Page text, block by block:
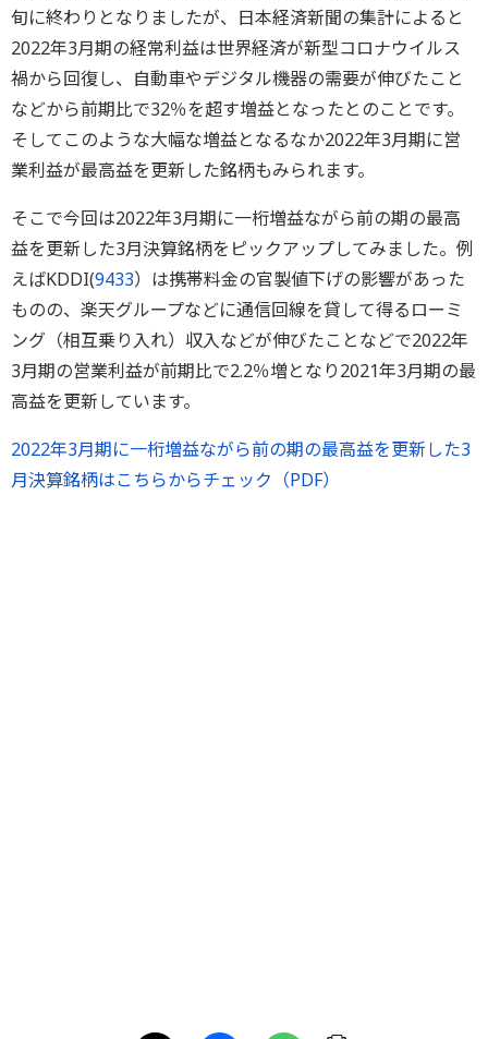
旬に終わりとなりましたが、日本経済新聞の集計によると
2022年3月期の経常利益は世界経済が新型コロナウイルス
禍から回復し、自動車やデジタル機器の需要が伸びたこと
などから前期比で32％を超す増益となったとのことです。
そしてこのような大幅な増益となるなか2022年3月期に営
業利益が最高益を更新した銘柄もみられます。
そこで今回は2022年3月期に一桁増益ながら前の期の最高
益を更新した3月決算銘柄をピックアップしてみました。例
えばKDDI(9433）は携帯料金の官製値下げの影響があった
ものの、楽天グループなどに通信回線を貸して得るローミ
ング（相互乗り入れ）収入などが伸びたことなどで2022年
3月期の営業利益が前期比で2.2％増となり2021年3月期の最
高益を更新しています。
2022年3月期に一桁増益ながら前の期の最高益を更新した3
月決算銘柄はこちらからチェック（PDF）